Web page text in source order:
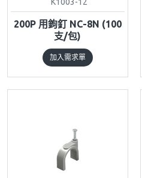
200P 用鉤釘 NC-8N (100
支/包)
加入需求單